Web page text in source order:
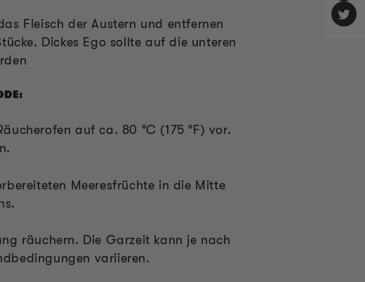
Fleisch der Austern und entfernen
Dickes Ego sollte auf die unteren
auf ca. 80 °C (175 °F) vor.
Meeresfrüchte in die Mitte
räuchern. Die Garzeit kann je nach
variieren.